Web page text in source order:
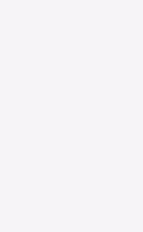
ース
ス
資格コース
ス